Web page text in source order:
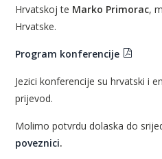
Hrvatskoj te Marko Primorac,
Hrvatske.
Program konferencije
Jezici konferencije su hrvatski i
prijevod.
Molimo potvrdu dolaska do
poveznici.